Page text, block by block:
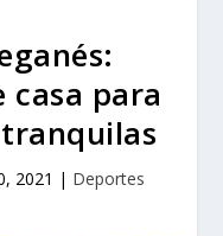
para
2021 | Deportes